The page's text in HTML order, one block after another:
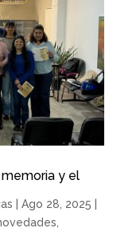
y el
Ago 28, 2025